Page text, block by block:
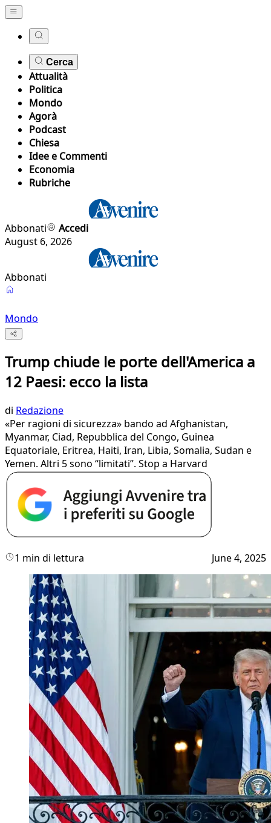
Cerca
Attualità
Politica
Mondo
Agorà
Podcast
Chiesa
Idee e Commenti
Economia
Rubriche
Abbonati
Accedi
August 6, 2026
Abbonati
Mondo
Trump chiude le porte dell'America a
12 Paesi: ecco la lista
di Redazione
«Per ragioni di sicurezza» bando ad Afghanistan,
Myanmar, Ciad, Repubblica del Congo, Guinea
Equatoriale, Eritrea, Haiti, Iran, Libia, Somalia, Sudan e
Yemen. Altri 5 sono “limitati”. Stop a Harvard
1 min di lettura June 4, 2025